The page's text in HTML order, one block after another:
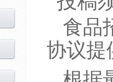
食品
协议提